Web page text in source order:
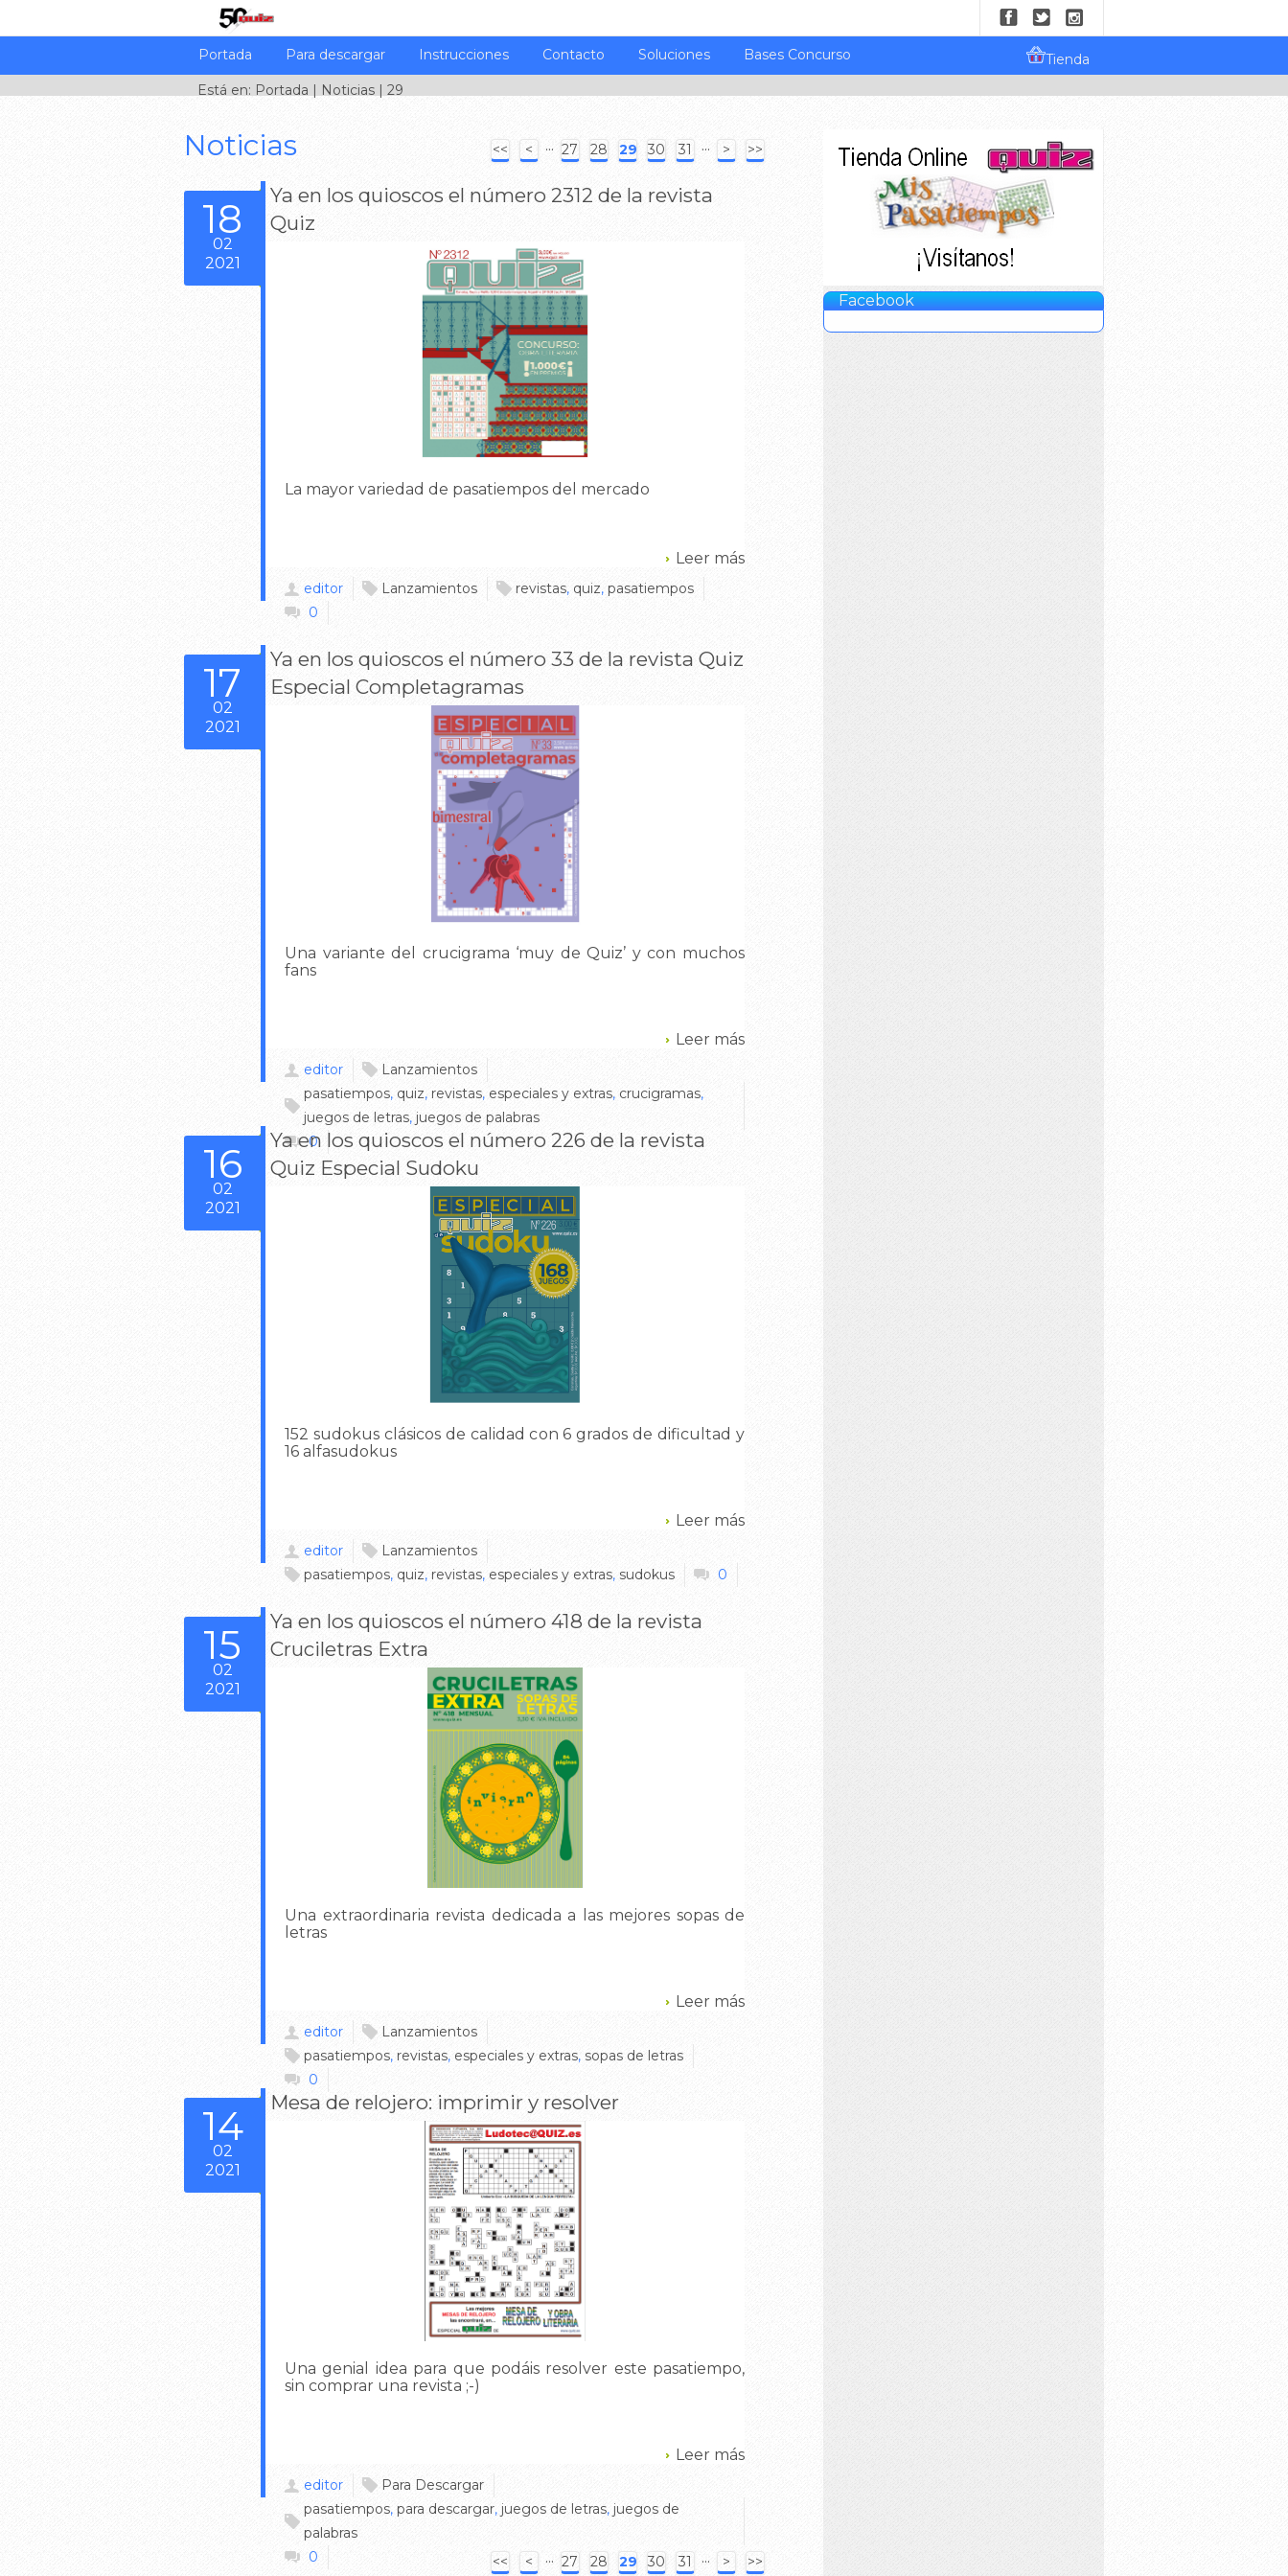
Portada Para descargar Instrucciones Contacto Soluciones Bases Concurso
Tienda
Está en: Portada | Noticias | 29
Noticias << < ··· 27 28 29 30 31 ··· > >>
18
02
2021
Ya en los quioscos el número 2312 de la revista
Quiz
La mayor variedad de pasatiempos del mercado
Leer más
editor Lanzamientos revistas, quiz, pasatiempos
0
17
02
2021
Ya en los quioscos el número 33 de la revista Quiz
Especial Completagramas
Una variante del crucigrama ‘muy de Quiz’ y con muchos
fans
Leer más
editor
Lanzamientos
pasatiempos, quiz, revistas, especiales y extras, crucigramas,
juegos de letras, juegos de palabras
0
16
02
2021
Ya en los quioscos el número 226 de la revista
Quiz Especial Sudoku
152 sudokus clásicos de calidad con 6 grados de dificultad y
16 alfasudokus
Leer más
editor
Lanzamientos
pasatiempos, quiz, revistas, especiales y extras, sudokus 0
15
02
2021
Ya en los quioscos el número 418 de la revista
Cruciletras Extra
Una extraordinaria revista dedicada a las mejores sopas de
letras
Leer más
editor
Lanzamientos
pasatiempos, revistas, especiales y extras, sopas de letras
0
14
02
2021
Mesa de relojero: imprimir y resolver
Una genial idea para que podáis resolver este pasatiempo,
sin comprar una revista ;-)
Leer más
editor
Para Descargar
pasatiempos, para descargar, juegos de letras, juegos de
palabras
0
<< < ··· 27 28 29 30 31 ··· > >>
Facebook